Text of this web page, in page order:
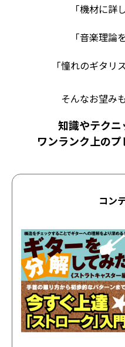
「機材に詳
「音楽理論
「憧れのギタリ
そんなお望み
知識やテクニ
ワンランク上のプ
コン